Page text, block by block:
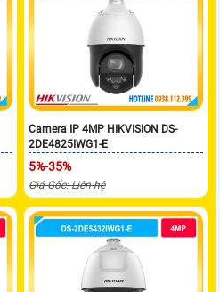
Camera IP 4MP HIKVISION DS-
2DE4825IWG1-E
5%-35%
Giá Gốc: Liên hệ